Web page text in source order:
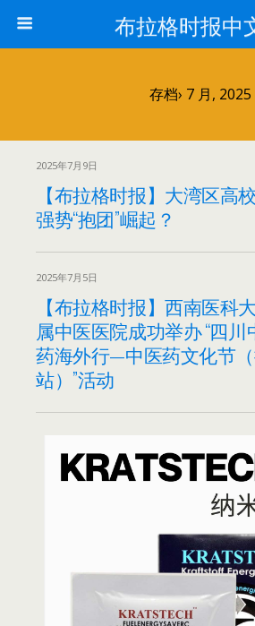
布拉格时报中
存档› 7 月, 2025
2025年7月9日
【布拉格时报】大湾区高
强势“抱团”崛起？
2025年7月5日
【布拉格时报】西南医科
属中医医院成功举办 “四川
药海外行—中医药文化节
站）”活动